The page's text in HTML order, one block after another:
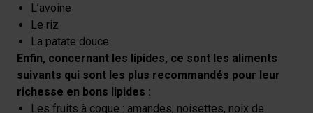
L’avoine
Le riz
La patate douce
Enfin, concernant les lipides, ce sont les aliments
suivants qui sont les plus recommandés pour leur
richesse en bons lipides :
Les fruits à coque : amandes, noisettes, noix de